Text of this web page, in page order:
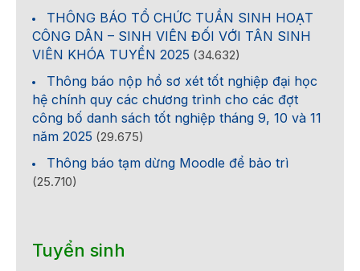
THÔNG BÁO TỔ CHỨC TUẦN SINH HOẠT
CÔNG DÂN – SINH VIÊN ĐỐI VỚI TÂN SINH
VIÊN KHÓA TUYỂN 2025 (34.632)
Thông báo nộp hồ sơ xét tốt nghiệp đại học
hệ chính quy các chương trình cho các đợt
công bố danh sách tốt nghiệp tháng 9, 10 và 11
năm 2025 (29.675)
Thông báo tạm dừng Moodle để bảo trì
(25.710)
Tuyển sinh